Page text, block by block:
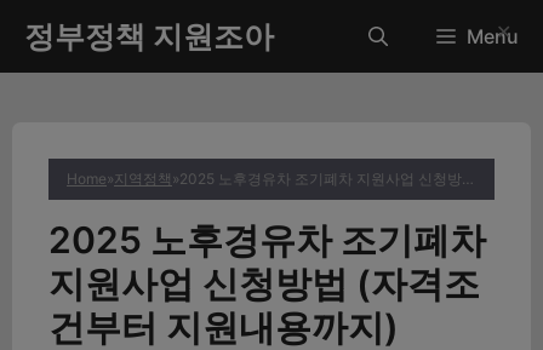
츠
정부정책 지원조아 Menu
Home»지역정책 » 2025 노후경유차 조기폐차 지원사업 신청방법 (자격조건부터 지원내용까지)
2025 노후경유차 조기폐차
지원사업 신청방법 (자격조
건부터 지원내용까지)
✕